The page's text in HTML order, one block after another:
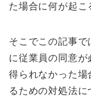
た場合に何が起こ
そこでこの記事
に従業員の同意
得られなかった場
るための対処法に